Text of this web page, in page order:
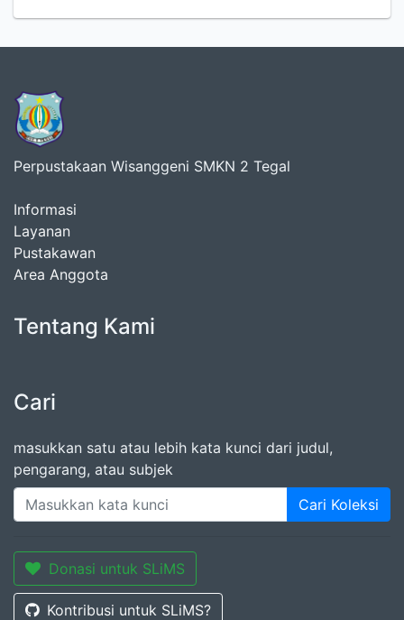
Perpustakaan Wisanggeni SMKN 2 Tegal
Informasi
Layanan
Pustakawan
Area Anggota
Tentang Kami
Cari
masukkan satu atau lebih kata kunci dari judul,
pengarang, atau subjek
Cari Koleksi
Donasi untuk SLiMS
Kontribusi untuk SLiMS?